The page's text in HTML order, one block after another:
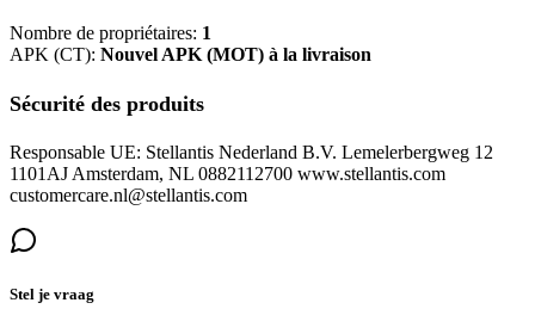
Nombre de propriétaires: 1
APK (CT): Nouvel APK (MOT) à la livraison
Sécurité des produits
Responsable UE: Stellantis Nederland B.V. Lemelerbergweg 12
1101AJ Amsterdam, NL 0882112700 www.stellantis.com
customercare.nl@stellantis.com
Stel je vraag